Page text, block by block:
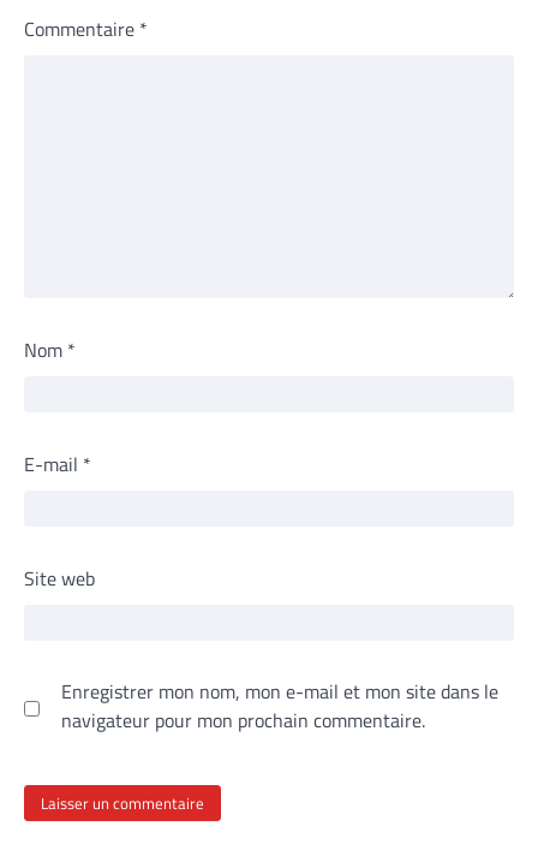
Commentaire *
Nom *
E-mail *
Site web
Enregistrer mon nom, mon e-mail et mon site dans le
navigateur pour mon prochain commentaire.